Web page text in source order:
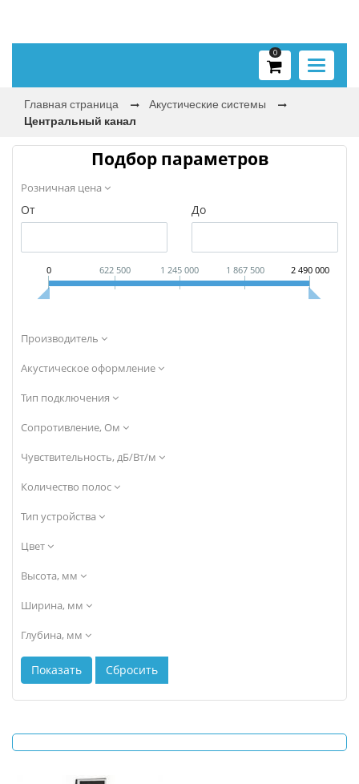
Toggle
0
Главная страница
Акустические системы
Центральный канал
Подбор параметров
Розничная цена
От До
0 622 500 1 245 000 1 867 500 2 490 000
Производитель
Акустическое оформление
Тип подключения
Сопротивление, Ом
Чувствительность, дБ/Вт/м
Количество полос
Тип устройства
Цвет
Высота, мм
Ширина, мм
Глубина, мм